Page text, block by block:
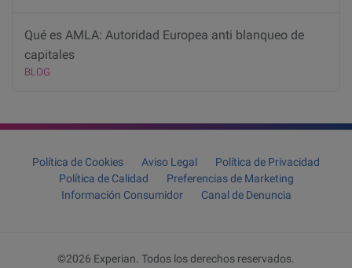
Qué es AMLA: Autoridad Europea anti blanqueo de
capitales
BLOG
Política de Cookies Aviso Legal
Política de Privacidad
Política de Calidad
Preferencias de Marketing
Información Consumidor
Canal de Denuncia
©2026 Experian. Todos los derechos reservados.